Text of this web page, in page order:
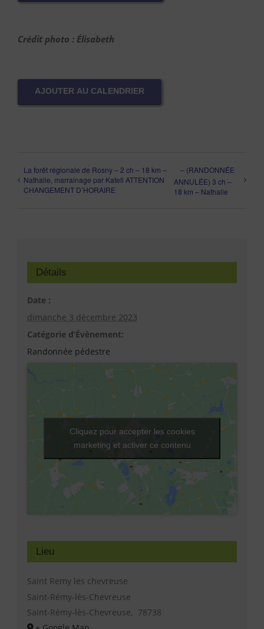
Crédit photo : Élisabeth
AJOUTER AU CALENDRIER
La forêt régionale de Rosny – 2 ch – 18 km –
Nathalie, marrainage par Katell ATTENTION
CHANGEMENT D’HORAIRE
– (RANDONNÉE
ANNULÉE) 3 ch –
18 km – Nathalie
Détails
Date :
dimanche 3 décembre 2023
Catégorie d’Évènement:
Randonnée pédestre
Lieu
Saint Remy les chevreuse
Saint-Rémy-lès-Chevreuse
Saint-Rémy-lès-Chevreuse, 78738
Cliquez pour accepter les cookies
marketing et activer ce contenu